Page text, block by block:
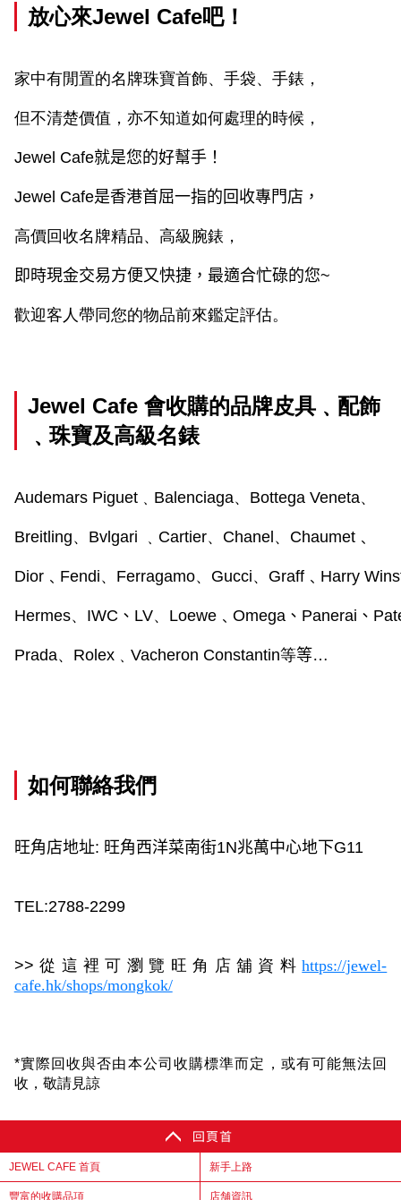
放心來Jewel Cafe吧！
家中有閒置的名牌珠寶首飾、手袋、手錶，
但不清楚價值，亦不知道如何處理的時候，
Jewel Cafe就是您的好幫手！
Jewel Cafe是香港首屈一指的回收專門店，
高價回收名牌精品、高級腕錶，
即時現金交易方便又快捷，最適合忙碌的您~
歡迎客人帶同您的物品前來鑑定評估。
Jewel Cafe 會收購的品牌皮具﹑配飾
﹑珠寶及高級名錶
Audemars Piguet﹑ Balenciaga、 Bottega Veneta、
Breitling、 Bvlgari Cartier、 Chanel、 Chaumet﹑
Dior﹑Fendi、 Ferragamo、 Gucci、 Graff﹑Harry
Hermes、 IWC 、 LV、 Loewe﹑Omega、 Panerai 、
Prada、 Rolex﹑ Vacheron Constantin等等…
如何聯絡我們
旺角店地址: 旺角西洋菜南街1N兆萬中心地下G11
TEL:2788-2299
>> 從這裡可瀏覽旺角店舖資料https://jewel-
cafe.hk/shops/mongkok/
*實際回收與否由本公司收購標準而定， 或有可能無法回
收 ，敬請見諒
JEWEL CAFE 首頁 新手上路
豐富的收購品項 店舗資訊